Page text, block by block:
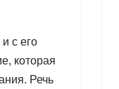
с его
которая
Речь